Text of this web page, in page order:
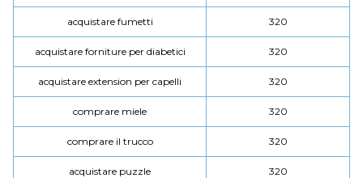
acquistare fumetti 320
acquistare forniture per diabetici 320
acquistare extension per capelli 320
comprare miele 320
comprare il trucco 320
acquistare puzzle 320